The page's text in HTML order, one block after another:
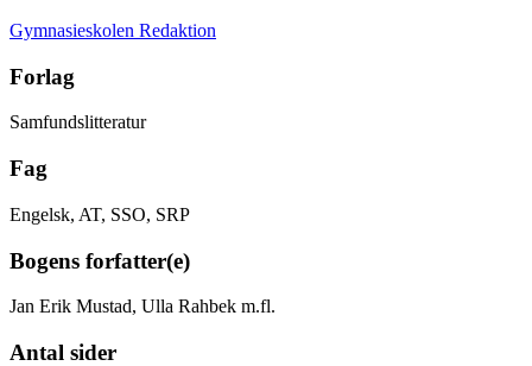
Gymnasieskolen Redaktion
Forlag
Samfundslitteratur
Fag
Engelsk, AT, SSO, SRP
Bogens forfatter(e)
Jan Erik Mustad, Ulla Rahbek m.fl.
Antal sider